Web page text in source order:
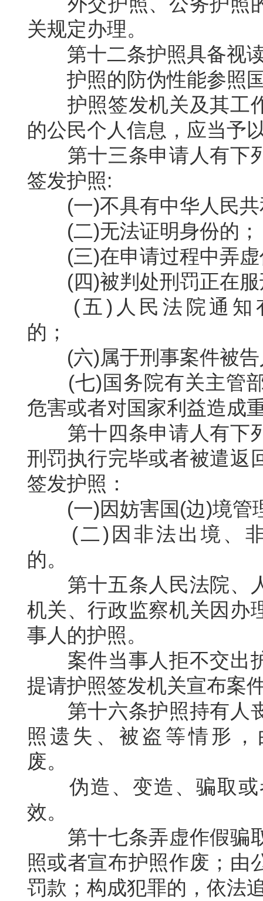
关规定办理。
第十二条护照具备视
护照的防伪性能参照
护照签发机关及其工
的公民个人信息，应当予
第十三条申请人有下
签发护照:
(一)不具有中华人民
(二)无法证明身份的；
(三)在申请过程中弄
(四)被判处刑罚正在
(五) 人民法院通
的；
(六)属于刑事案件被
(七)国务院有关主管
危害或者对国家利益造成
第十四条申请人有下
刑罚执行完毕或者被遣返
签发护照：
(一)因妨害国(边)境管
(二) 因非法出境、
的。
第十五条人民法院、
机关、行政监察机关因办
事人的护照。
案件当事人拒不交出
提请护照签发机关宣布案
第十六条护照持有人
照遗失、被盗等情形
废。
伪造、变造、骗取
效。
第十七条弄虚作假骗
照或者宣布护照作废；由
罚款；构成犯罪的，依法